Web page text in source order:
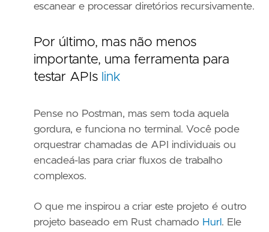
escanear e processar diretórios recursivamente.
Por último, mas não menos
importante, uma ferramenta para
testar APIs link
Pense no Postman, mas sem toda aquela
gordura, e funciona no terminal. Você pode
orquestrar chamadas de API individuais ou
encadeá-las para criar fluxos de trabalho
complexos.
O que me inspirou a criar este projeto é outro
projeto baseado em Rust chamado Hurl . Ele